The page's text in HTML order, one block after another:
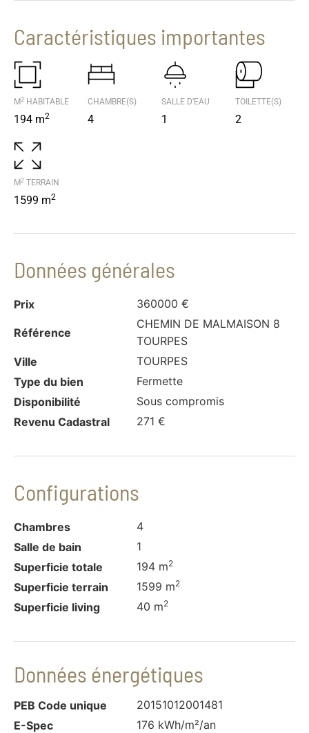
Caractéristiques importantes
M2 HABITABLE
194 m2
CHAMBRE(S)
4
SALLE D’EAU
1
TOILETTE(S)
2
M2 TERRAIN
1599 m2
Données générales
Prix 360000 €
Référence
CHEMIN DE MALMAISON 8
TOURPES
Ville
TOURPES
Type du bien
Fermette
Disponibilité
Sous compromis
Revenu Cadastral
271 €
Configurations
Chambres
4
Salle de bain
1
Superficie totale
194 m2
Superficie terrain 1599 m2
Superficie living 40 m2
Données énergétiques
PEB Code unique
20151012001481
E-Spec
176 kWh/m²/an